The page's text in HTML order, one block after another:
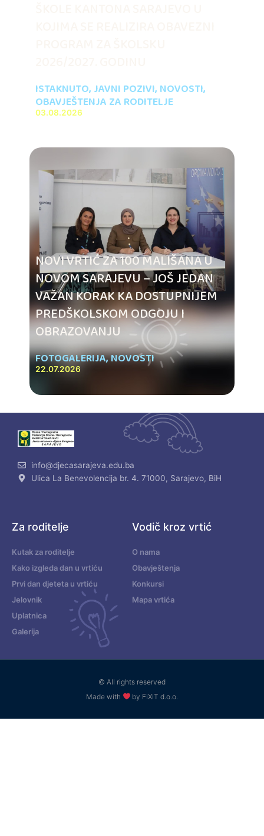
ISTAKNUTO, JAVNI POZIVI, NOVOSTI,
OBAVJEŠTENJA ZA RODITELJE
03.08.2026
NOVI VRTIĆ ZA 100 MALIŠANA U
NOVOM SARAJEVU – JOŠ JEDAN
VAŽAN KORAK KA DOSTUPNIJEM
PREDŠKOLSKOM ODGOJU I
OBRAZOVANJU
FOTOGALERIJA,NOVOSTI
22.07.2026
info@djecasarajeva.edu.ba
Ulica La Benevolencija br. 4. 71000, Sarajevo, BiH
Za roditelje
Kutak za roditelje
Kako izgleda dan u vrtiću
Prvi dan djeteta u vrtiću
Jelovnik
Uplatnica
Galerija
Vodič kroz vrtić
O nama
Obavještenja
Konkursi
Mapa vrtića
© All rights reserved
Made with
by FiXiT d.o.o.